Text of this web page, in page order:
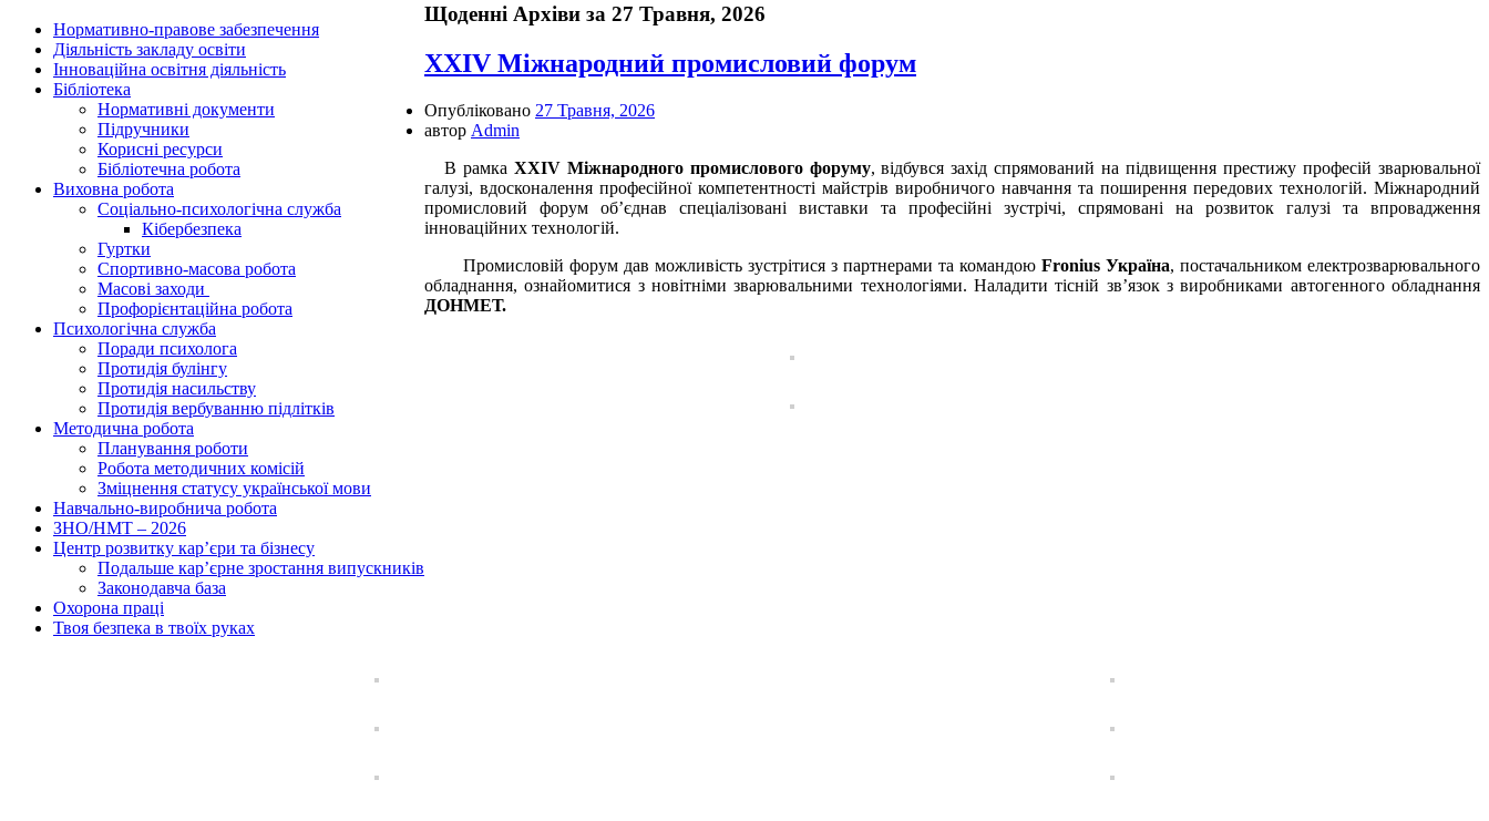
Нормативно-правове забезпечення
Діяльність закладу освіти
Інноваційна освітня діяльність
Бібліотека
Нормативні документи
Підручники
Корисні ресурси
Бібліотечна робота
Виховна робота
Соціально-психологічна служба
Кібербезпека
Гуртки
Спортивно-масова робота
Масові заходи
Профорієнтаційна робота
Психологічна служба
Поради психолога
Протидія булінгу
Протидія насильству
Протидія вербуванню підлітків
Методична робота
Планування роботи
Робота методичних комісій
Зміцнення статусу української мови
Навчально-виробнича робота
ЗНО/НМТ – 2026
Центр розвитку кар’єри та бізнесу
Подальше кар’єрне зростання випускників
Законодавча база
Охорона праці
Твоя безпека в твоїх руках
Щоденні Архіви за 27 Травня, 2026
ХХІV Міжнародний промисловий форум
Опубліковано 27 Травня, 2026
автор Admin
В рамка ХХІVМіжнародного промислового форуму, відбувся захід спрямований на підвищення престижу професій зварювальної
галузі, вдосконалення професійної компетентності майстрів виробничого навчання та поширення передових технологій. Міжнародний
промисловий форум об’єднав спеціалізовані виставки та професійні зустрічі, спрямовані на розвиток галузі та впровадження
інноваційних технологій.
Промисловій форум дав можливість зустрітися з партнерами та командою Fronius Україна, постачальником електрозварювального
обладнання, ознайомитися з новітніми зварювальними технологіями. Наладити тісній зв’язок з виробниками автогенного обладнання
ДОНМЕТ.